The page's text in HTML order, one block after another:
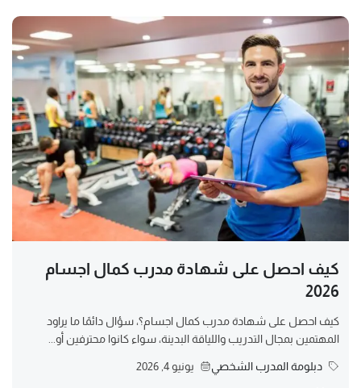
كيف احصل على شهادة مدرب كمال اجسام
2026
كيف احصل على شهادة مدرب كمال اجسام؟، سؤال دائمًا ما يراود
المهتمين بمجال التدريب واللياقة البدينة، سواء كانوا محترفين أو...
دبلومة المدرب الشخصي يونيو 4, 2026